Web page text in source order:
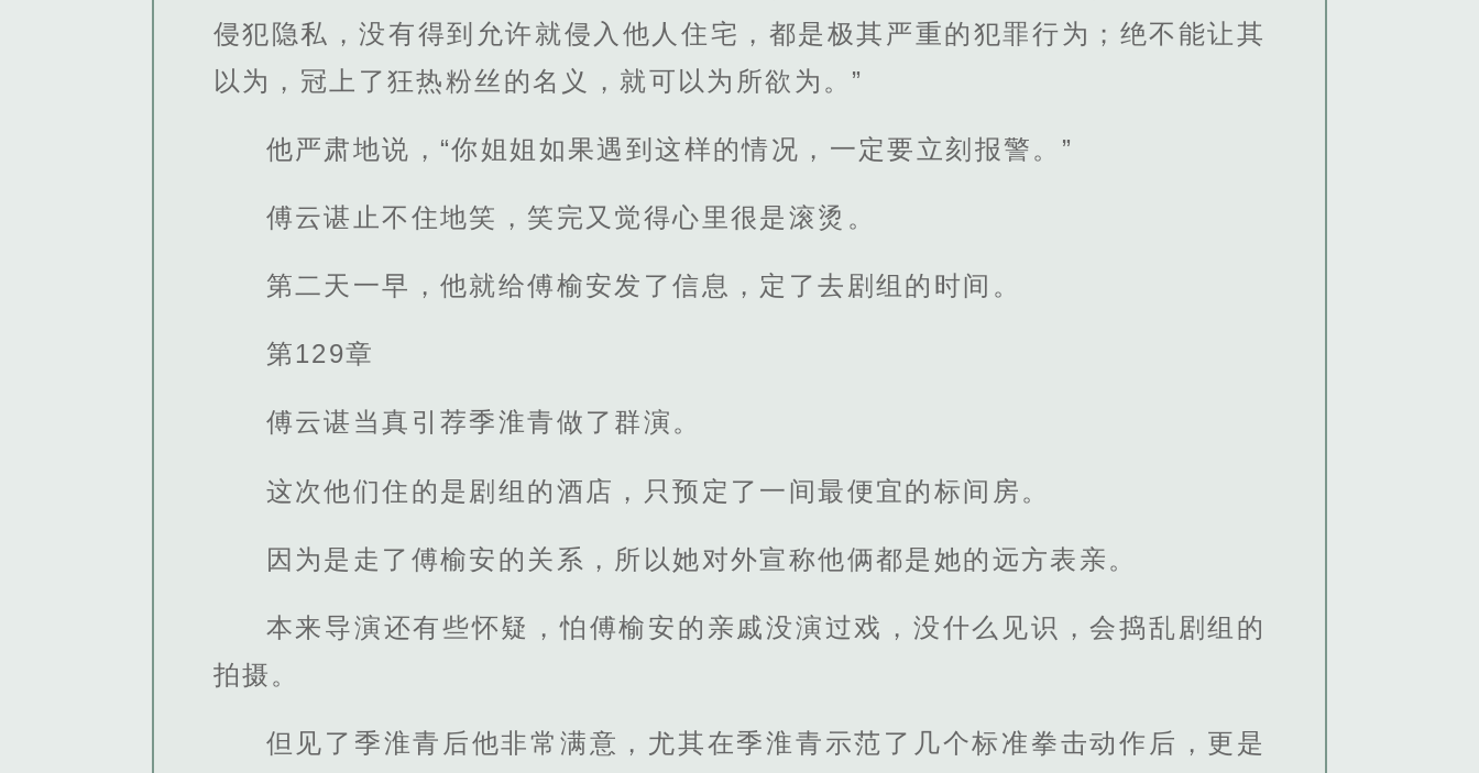
侵犯隐私，没有得到允许就侵入他人住宅，都是极其严重的犯罪行为；绝不能让其
以为，冠上了狂热粉丝的名义，就可以为所欲为。”
他严肃地说，“你姐姐如果遇到这样的情况，一定要立刻报警。”
傅云谌止不住地笑，笑完又觉得心里很是滚烫。
第二天一早，他就给傅榆安发了信息，定了去剧组的时间。
第129章
傅云谌当真引荐季淮青做了群演。
这次他们住的是剧组的酒店，只预定了一间最便宜的标间房。
因为是走了傅榆安的关系，所以她对外宣称他俩都是她的远方表亲。
本来导演还有些怀疑，怕傅榆安的亲戚没演过戏，没什么见识，会捣乱剧组的
拍摄。
但见了季淮青后他非常满意，尤其在季淮青示范了几个标准拳击动作后，更是